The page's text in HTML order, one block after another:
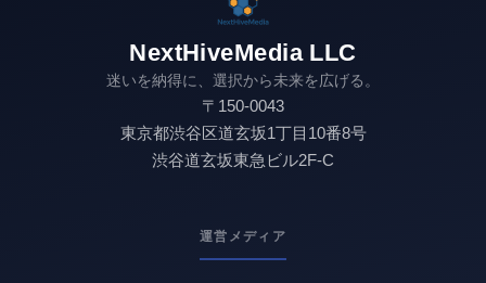
NextHiveMedia LLC
迷いを納得に、選択から未来を広げる。
〒150-0043
東京都渋谷区道玄坂1丁目10番8号
渋谷道玄坂東急ビル2F-C
運営メディア